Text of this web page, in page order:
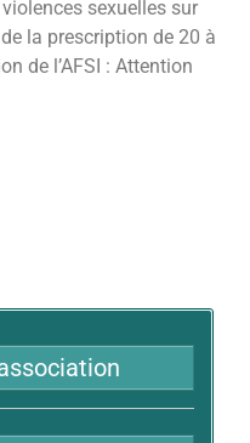
sexuelles sur
la prescription de 20 à
de l’AFSI : Attention